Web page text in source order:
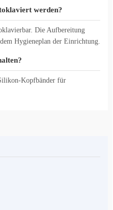
werden?
Die Aufbereitung
Hygieneplan der Einrichtung.
Kopfbänder für